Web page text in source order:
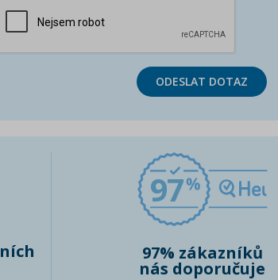
ODESLAT DOTAZ
97
97% zákazníků
nás doporučuje